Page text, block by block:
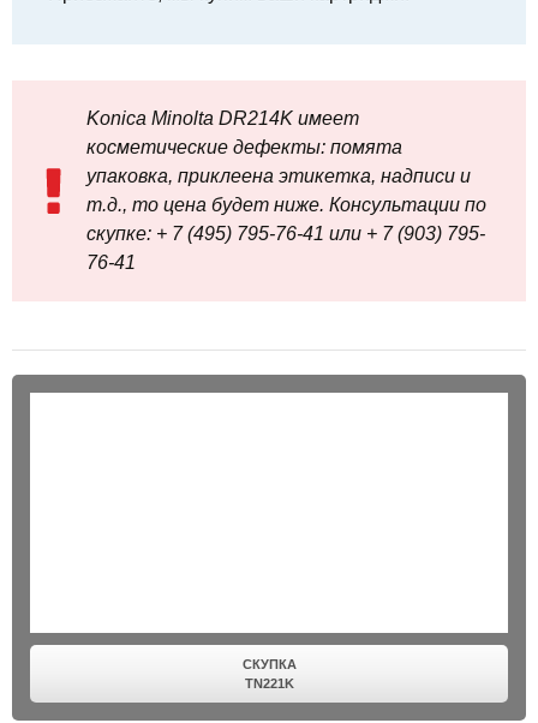
Konica Minolta DR214K имеет
косметические дефекты: помята
упаковка, приклеена этикетка, надписи и
т.д., то цена будет ниже. Консультации по
скупке: + 7 (495) 795-76-41 или + 7 (903) 795-
76-41
СКУПКА
TN221K